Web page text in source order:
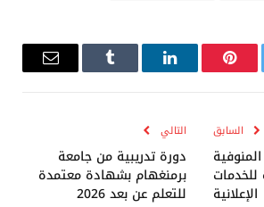
بينتيريستلينكدإن Tumblr
البريد
السابق
الإعلانية
التالي
دورة تدريبية من جامعة
برمنغهام بشهادة معتمدة
للتعلم عن بعد 2026